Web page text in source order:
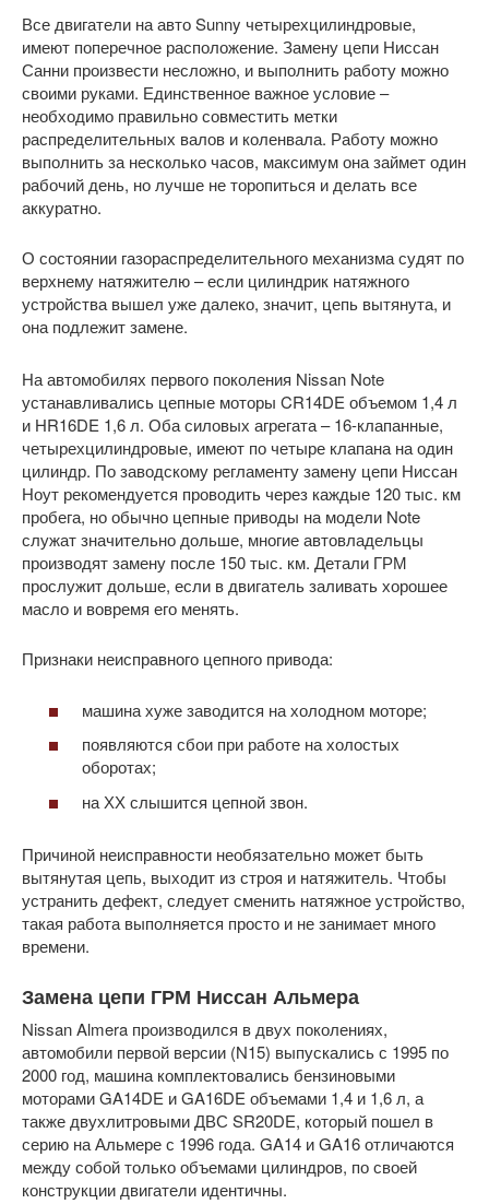
Все двигатели на авто Sunny четырехцилиндровые,
имеют поперечное расположение. Замену цепи Ниссан
Санни произвести несложно, и выполнить работу можно
своими руками. Единственное важное условие –
необходимо правильно совместить метки
распределительных валов и коленвала. Работу можно
выполнить за несколько часов, максимум она займет один
рабочий день, но лучше не торопиться и делать все
аккуратно.
О состоянии газораспределительного механизма судят по
верхнему натяжителю – если цилиндрик натяжного
устройства вышел уже далеко, значит, цепь вытянута, и
она подлежит замене.
На автомобилях первого поколения Nissan Note
устанавливались цепные моторы CR14DE объемом 1,4 л
и HR16DE 1,6 л. Оба силовых агрегата – 16-клапанные,
четырехцилиндровые, имеют по четыре клапана на один
цилиндр. По заводскому регламенту замену цепи Ниссан
Ноут рекомендуется проводить через каждые 120 тыс. км
пробега, но обычно цепные приводы на модели Note
служат значительно дольше, многие автовладельцы
производят замену после 150 тыс. км. Детали ГРМ
прослужит дольше, если в двигатель заливать хорошее
масло и вовремя его менять.
Признаки неисправного цепного привода:
машина хуже заводится на холодном моторе;
появляются сбои при работе на холостых
оборотах;
на ХХ слышится цепной звон.
Причиной неисправности необязательно может быть
вытянутая цепь, выходит из строя и натяжитель. Чтобы
устранить дефект, следует сменить натяжное устройство,
такая работа выполняется просто и не занимает много
времени.
Замена цепи ГРМ Ниссан Альмера
Nissan Almera производился в двух поколениях,
автомобили первой версии (N15) выпускались с 1995 по
2000 год, машина комплектовались бензиновыми
моторами GA14DE и GA16DE объемами 1,4 и 1,6 л, а
также двухлитровыми ДВС SR20DE, который пошел в
серию на Альмере с 1996 года. GA14 и GA16 отличаются
между собой только объемами цилиндров, по своей
конструкции двигатели идентичны.